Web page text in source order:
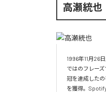
高瀬統也
1996年11月26
ではのフレー
冠を達成した
を獲得。